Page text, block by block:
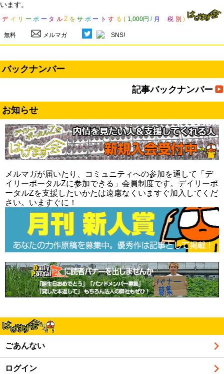
います。
デ イ リ ー ポ ー タ ル Z を サ ポ ー ト す る ( 1,000円 / 月 税 別 )
無料 メルマガ SNS!
バックナンバー
記事バックナンバー
お知らせ
メルマガが届いたり、コミュニティへの参加を通して「デ
イリーポータルZに参加できる」会員制度です。デイリーポ
ータルZを支援したいかたは遠慮なくいますぐ加入してくだ
さい。いますぐに！
ごあんない
ログイン